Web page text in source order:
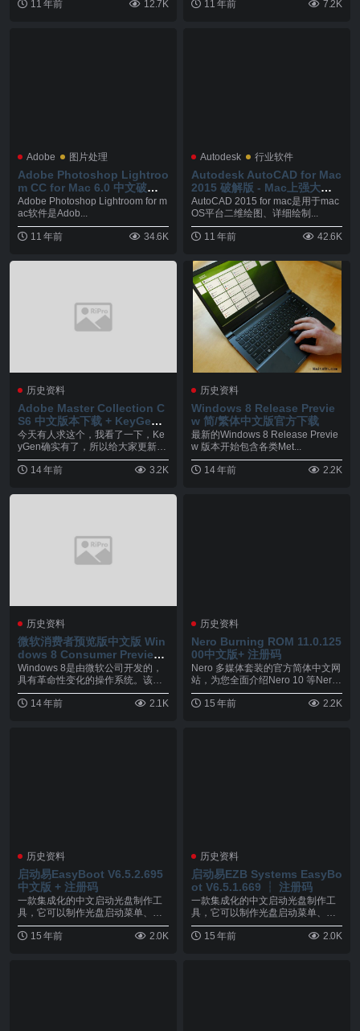
11 年前 12.7K
11 年前
7.2K
Adobe 图片处理
Adobe Photoshop Lightroo
m CC for Mac 6.0 中文破解
版 – 优秀的图像后期处理软件
Adobe Photoshop Lightroom for m
ac软件是Adob...
11 年前 34.6K
Autodesk 行业软件
Autodesk AutoCAD for Mac
2015 破解版 - Mac上强大二
维和三维CAD设计绘图软件
AutoCAD 2015 for mac是用于mac
OS平台二维绘图、详细绘制...
11 年前 42.6K
历史资料
Adobe Master Collection C
S6 中文版本下载 + KeyGen
激活
今天有人求这个，我看了一下，Ke
yGen确实有了，所以给大家更新一
下，还没有激活...
14 年前
3.2K
历史资料
Windows 8 Release Previe
w 简/繁体中文版官方下载
最新的Windows 8 Release Previe
w 版本开始包含各类Met...
14 年前 2.2K
历史资料
微软消费者预览版中文版 Win
dows 8 Consumer Preview
光盘镜像下载
Windows 8是由微软公司开发的，
具有革命性变化的操作系统。该系
统旨在让人们...
14 年前
2.1K
历史资料
Nero Burning ROM 11.0.125
00中文版+ 注册码
Nero 多媒体套装的官方简体中文网
站，为您全面介绍Nero 10 等Nero
多...
15 年前
2.2K
历史资料
启动易EasyBoot V6.5.2.695
中文版 + 注册码
一款集成化的中文启动光盘制作工
具，它可以制作光盘启动菜单、自
动生成启动文件、并生...
15 年前
2.0K
历史资料
启动易EZB Systems EasyBo
ot V6.5.1.669 ┆ 注册码
一款集成化的中文启动光盘制作工
具，它可以制作光盘启动菜单、自
动生成启动文件、并生...
15 年前
2.0K